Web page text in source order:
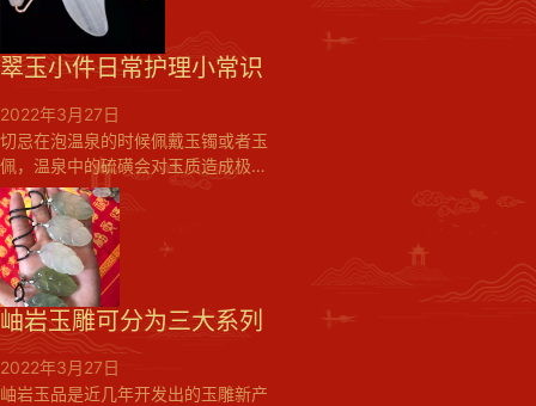
本身的地质成因与价值因素来确定
的。是指由地质作用形成的具有优良
的工艺美术特性和稀少、耐久、价值
重工艺品的矿物、岩石或古生物遗迹
的总称。...
翠玉小件日常护理小常识
2022年3月27日
切忌在泡温泉的时候佩戴玉镯或者玉
佩，温泉中的硫磺会对玉质造成极大
的伤害同时也要尽量避免高温季节或
场地强烈阳光的长时间直射。...
岫岩玉雕可分为三大系列
2022年3月27日
岫岩玉品是近几年开发出的玉雕新产